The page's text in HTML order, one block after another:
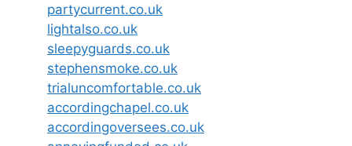
partycurrent.co.uk
lightalso.co.uk
sleepyguards.co.uk
stephensmoke.co.uk
trialuncomfortable.co.uk
accordingchapel.co.uk
accordingoversees.co.uk